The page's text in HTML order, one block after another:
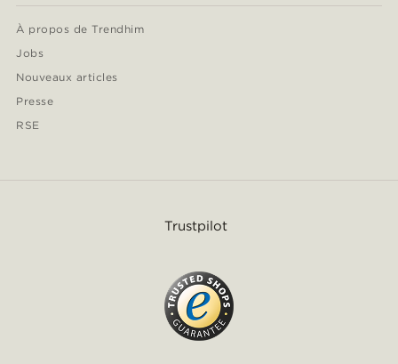
À propos de Trendhim
Jobs
Nouveaux articles
Presse
RSE
Trustpilot